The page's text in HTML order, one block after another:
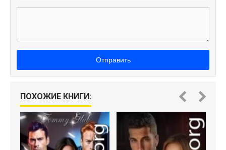
Отправить
ПОХОЖИЕ КНИГИ: